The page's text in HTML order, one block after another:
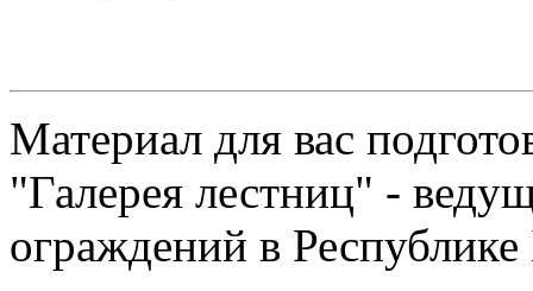
Материал для вас
"Галерея лестниц" -
ограждений в Республике